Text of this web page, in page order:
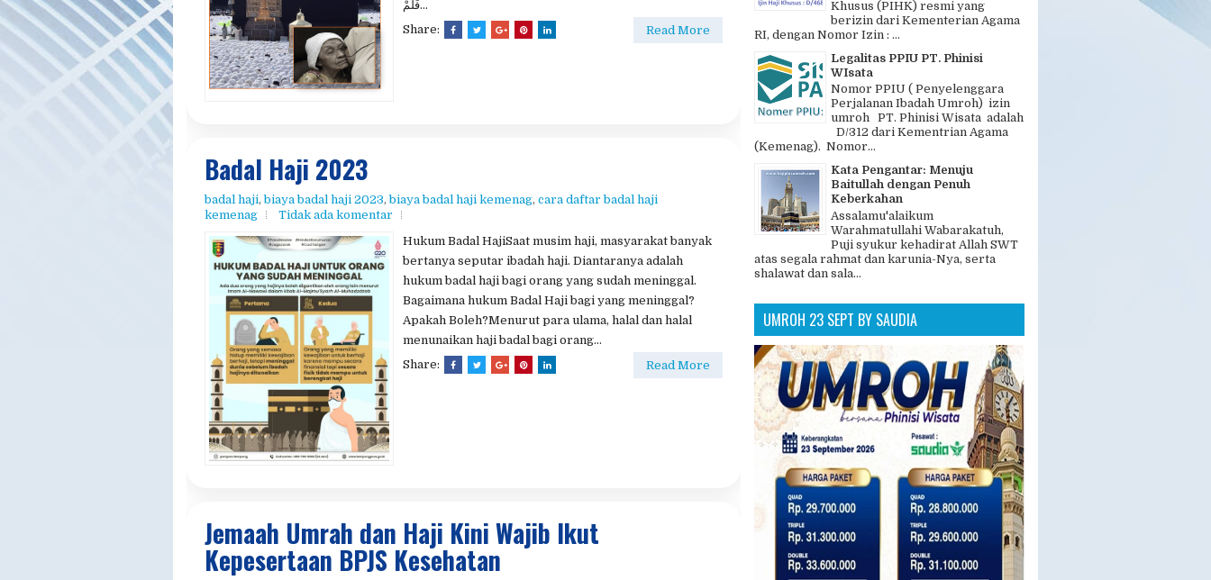
فَلَمْ...
Share:
Read More
Badal Haji 2023
badal haji,biaya badal haji 2023,biaya badal haji kemenag, cara daftar badal haji
kemenag
Tidak ada komentar
Hukum Badal HajiSaat musim haji, masyarakat banyak
bertanya seputar ibadah haji. Diantaranya adalah
hukum badal haji bagi orang yang sudah meninggal.
Bagaimana hukum Badal Haji bagi yang meninggal?
Apakah Boleh?Menurut para ulama, halal dan halal
menunaikan haji badal bagi orang...
Share:
Read More
Jemaah Umrah dan Haji Kini Wajib Ikut
Kepesertaan BPJS Kesehatan
Khusus (PIHK) resmi yang
berizin dari Kementerian Agama
RI, dengan Nomor Izin : ...
Legalitas PPIU PT. Phinisi
WIsata
Nomor PPIU ( Penyelenggara
Perjalanan Ibadah Umroh) izin
umroh PT. Phinisi Wisata adalah
D/312 dari Kementrian Agama
(Kemenag). Nomor...
Kata Pengantar: Menuju
Baitullah dengan Penuh
Keberkahan
Assalamu'alaikum
Warahmatullahi Wabarakatuh,
Puji syukur kehadirat Allah SWT
atas segala rahmat dan karunia-Nya, serta
shalawat dan sala...
UMROH 23 SEPT BY SAUDIA